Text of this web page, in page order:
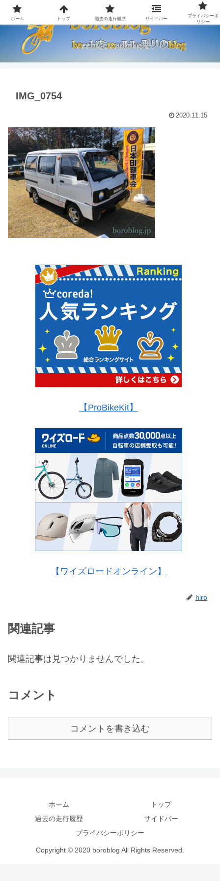
IMG_0754
2020.11.15
【ProBikeKit】
【ワイズロードオンライン】
hiro
関連記事
関連記事は見つかりませんでした。
コメント
コメントを書き込む
ホーム
トップ
過去の走行履歴
サイドバー
プライバシーポリシー
Copyright © 2020 boroblog All Rights Reserved.
ホーム トップ 過去の走行履歴 サイドバー
プライバシーポ
リシー